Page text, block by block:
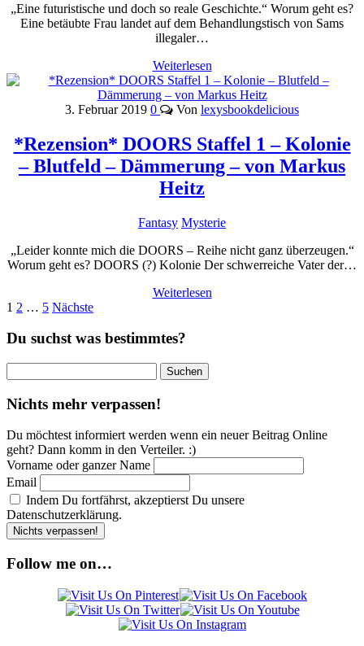
„Eine futuristische und doch so reale Geschichte.“ Worum geht es?
Eine betäubte Frau landet auf dem Behandlungstisch von Sams
illegaler…
Weiterlesen
3. Februar 2019 0 Von lexysbookdelicious
*Rezension* DOORS Staffel 1 – Kolonie
– Blutfeld – Dämmerung – von Markus
Heitz
Fantasy Mysterie
„Leider konnte mich die DOORS – Reihe nicht ganz überzeugen.“
Worum geht es? DOORS (?) Kolonie Der schwerreiche Vater der…
Weiterlesen
Seitennummerierung
der
1 2 … 5 Nächste
Du suchst was bestimmtes?
nach:
Nichts mehr verpassen!
Du möchtest informiert werden wenn ein neuer Beitrag Online
geht? Dann komm in den Verteiler. :)
Vorname oder ganzer Name
Email
Indem Du fortfährst, akzeptierst Du unsere
Datenschutzerklärung.
Follow me on…